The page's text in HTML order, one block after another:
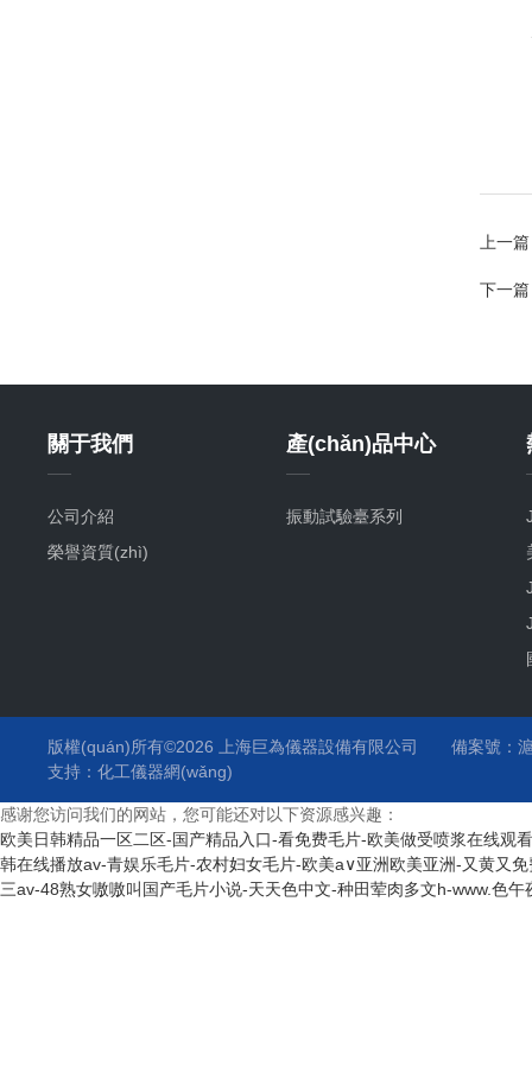
上一
下一
關于我們
公司介紹
榮譽資質(zhì)
產(chǎn)品中心
振動試驗臺系列
版權(quán)所有©2026 上海巨為儀器設備有限公司
備案號：
支持： 化工儀器網(wǎng)
感谢您访问我们的网站，您可能还对以下资源感兴趣：
欧美日韩精品一区二区-国产精品入口-看免费毛片-欧美做受喷浆在线
韩在线播放av-青娱乐毛片-农村妇女毛片-欧美a∨亚洲欧美亚洲-又黄又
三av-48熟女嗷嗷叫国产毛片小说-天天色中文-种田荤肉多文h-www.色